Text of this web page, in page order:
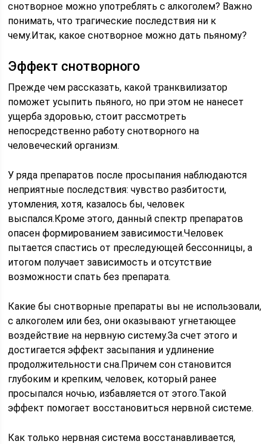
снотворное можно употреблять с алкоголем? Важно
понимать, что трагические последствия ни к
чему.Итак, какое снотворное можно дать пьяному?
Эффект снотворного
Прежде чем рассказать, какой транквилизатор
поможет усыпить пьяного, но при этом не нанесет
ущерба здоровью, стоит рассмотреть
непосредственно работу снотворного на
человеческий организм.
У ряда препаратов после просыпания наблюдаются
неприятные последствия: чувство разбитости,
утомления, хотя, казалось бы, человек
выспался.Кроме этого, данный спектр препаратов
опасен формированием зависимости.Человек
пытается спастись от преследующей бессонницы, а
итогом получает зависимость и отсутствие
возможности спать без препарата.
Какие бы снотворные препараты вы не использовали,
с алкоголем или без, они оказывают угнетающее
воздействие на нервную систему.За счет этого и
достигается эффект засыпания и удлинение
продолжительности сна.Причем сон становится
глубоким и крепким, человек, который ранее
просыпался ночью, избавляется от этого.Такой
эффект помогает восстановиться нервной системе.
Как только нервная система восстанавливается,